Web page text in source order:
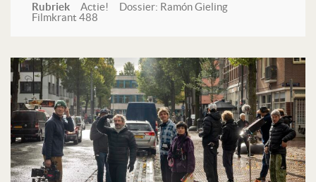
Rubriek Actie!
Dossier: Ramón Gieling
Filmkrant 488
Lees verder